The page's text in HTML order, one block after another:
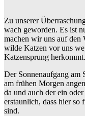
Zu unserer
wach geworden. Es ist
machen wir uns auf den
wilde Katzen vor uns
Katzensprung herkommt.
Der Sonnenaufgang am
am frühen Morgen
da und auch der ein
erstaunlich, dass hier so
sind.